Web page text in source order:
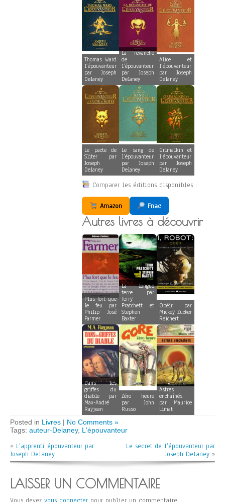
Thomas Ward
l’épouvanteur
par Joseph
Delaney
La revanche
de
l’épouvanteur
par Joseph
Delaney
Alice et
l’épouvanteur
par Joseph
Delaney
Le pacte de
Sliter par
Joseph
Delaney
Le sang de
l’épouvanteur
par Joseph
Delaney
Grimalkin et
l’épouvanteur
par Joseph
Delaney
Comparer les éditions disponibles :
Amazon Fnac
Autres livres à découvrir
Plus fort que
le feu par
Philip José
Farmer
La longue
terre par
Terry
Pratchett et
Stephen
Baxter
Obéir par
Mickey Zucker
Reichert
Dans les
griffes du
diable par
Max-André
Rayjean
Zéro heure
par John
Russo
Astres
enchaînés
par Maurice
Limat
Posted in Livres | No Comments »
Tags: auteur-Delaney, L'épouvanteur
« L’apprenti épouvanteur par
Joseph Delaney
Le secret de l’épouvanteur par
Joseph Delaney »
LAISSER UN COMMENTAIRE